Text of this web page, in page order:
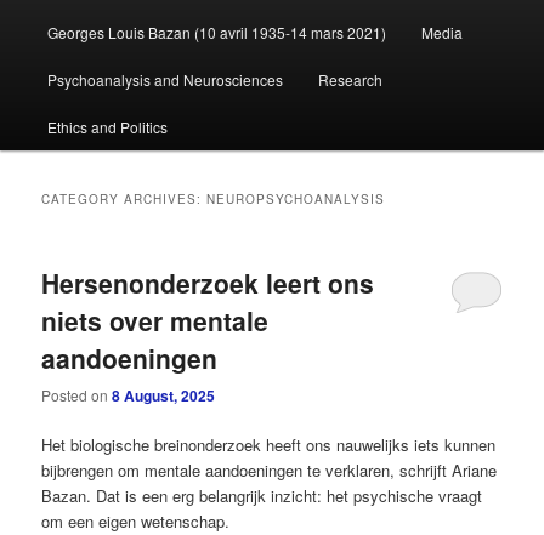
to
primary
to
secondary
Georges Louis Bazan (10 avril 1935-14 mars 2021) Media
Psychoanalysis and Neurosciences Research
Ethics and Politics
CATEGORY ARCHIVES:NEUROPSYCHOANALYSIS
Hersenonderzoek leert ons
niets over mentale
aandoeningen
Posted on8 August, 2025
Het biologische breinonderzoek heeft ons nauwelijks iets kunnen
bijbrengen om mentale aandoeningen te verklaren, schrijft Ariane
Bazan. Dat is een erg belangrijk inzicht: het psychische vraagt
om een eigen wetenschap.